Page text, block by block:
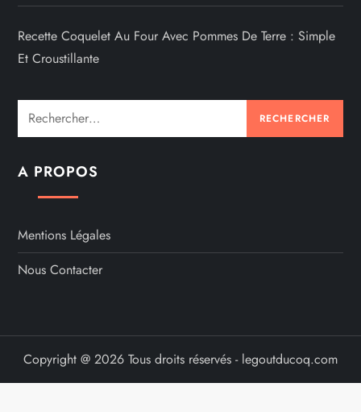
Recette Coquelet Au Four Avec Pommes De Terre : Simple
Et Croustillante
Rechercher :
A PROPOS
Mentions Légales
Nous Contacter
Copyright @ 2026 Tous droits réservés - legoutducoq.com